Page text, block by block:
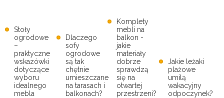
Stoły
ogrodowe
–
praktyczne
wskazówki
dotyczące
wyboru
idealnego
mebla
Dlaczego
sofy
ogrodowe
są tak
chętnie
umieszczane
na tarasach i
balkonach?
Komplety
mebli na
balkon -
jakie
materiały
dobrze
sprawdzą
się na
otwartej
przestrzeni?
Jakie leżaki
plażowe
umilą
wakacyjny
odpoczynek?